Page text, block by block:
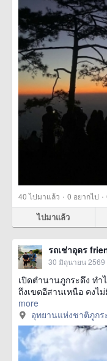
40ไปมาแล้ว · 0 อยากไป ·
ไปมาแล้ว
รถเช่าอุดร
30 มิถุนายน 2569
เปิดตำนานภูกระดึง ท
ถึงเขตอีสานเหนือ คงไ
more
อุทยานแห่งชาติภูกร